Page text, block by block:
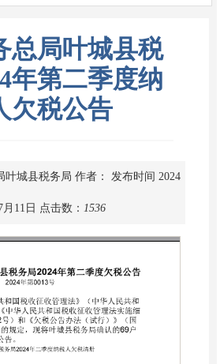
总局叶城县税
年第二季度纳
欠税公告
叶城县税务局 作者： 发布时间 2024
月11日 点击数： 1536